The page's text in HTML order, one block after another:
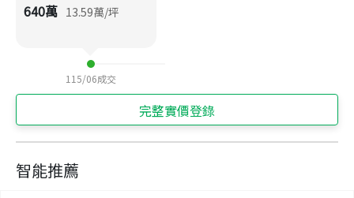
640萬 13.59萬/坪
115/06成交
完整實價登錄
智能推薦